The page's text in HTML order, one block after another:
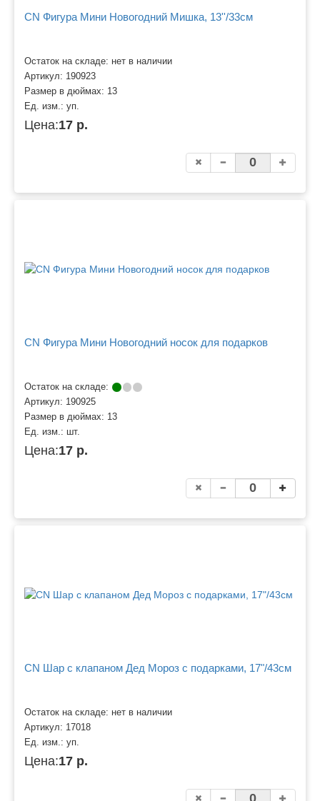
CN Фигура Мини Новогодний Мишка, 13''/33см
Остаток на складе: нет в наличии
Артикул: 190923
Размер в дюймах: 13
Ед. изм.: уп.
Цена:17 р.
CN Фигура Мини Новогодний носок для подарков
Остаток на складе:
Артикул: 190925
Размер в дюймах: 13
Ед. изм.: шт.
Цена:17 р.
CN Шар с клапаном Дед Мороз с подарками, 17"/43см
Остаток на складе: нет в наличии
Артикул: 17018
Ед. изм.: уп.
Цена:17 р.